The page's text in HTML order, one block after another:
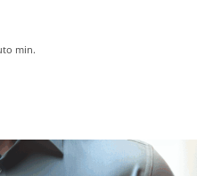
min.